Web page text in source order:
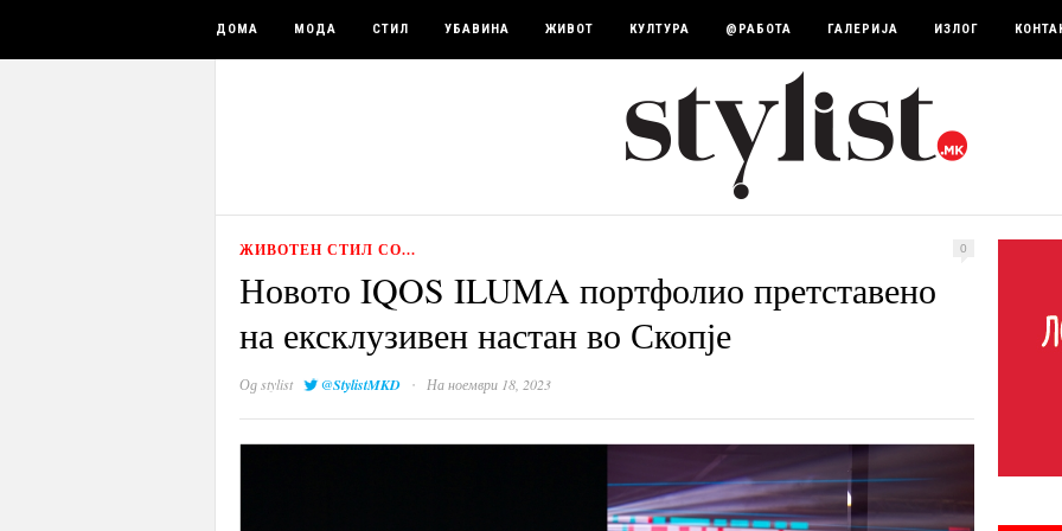
ДОМА МОДА СТИЛ УБАВИНА ЖИВОТ КУЛТУРА @РАБОТА ГАЛЕРИЈА ИЗЛОГ
ЖИВОТЕН СТИЛ СО... 0
Новото IQOS ILUMA портфолио претставено
на ексклузивен настан во Скопје
Одstylist @StylistMKD · На ноември 18, 2023